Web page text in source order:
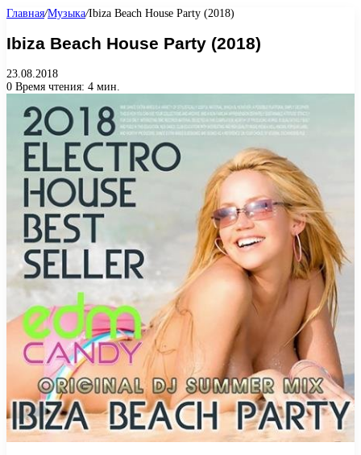
Главная/Музыка/Ibiza Beach House Party (2018)
Ibiza Beach House Party (2018)
23.08.2018
0 Время чтения: 4 мин.